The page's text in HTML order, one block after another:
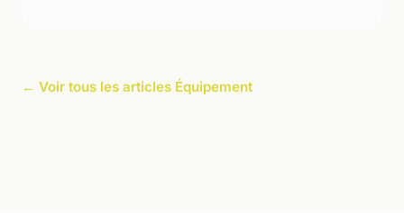
← Voir tous les articles Équipement